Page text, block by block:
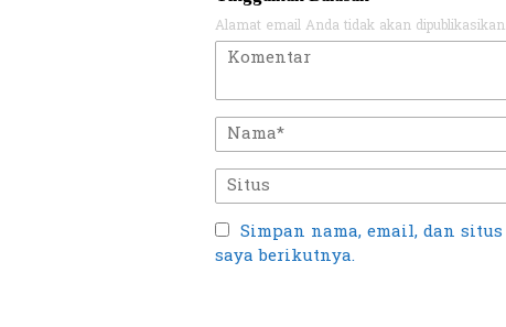
Alamat email Anda tidak akan dipublikasikan.
Simpan nama, email, dan
saya berikutnya.